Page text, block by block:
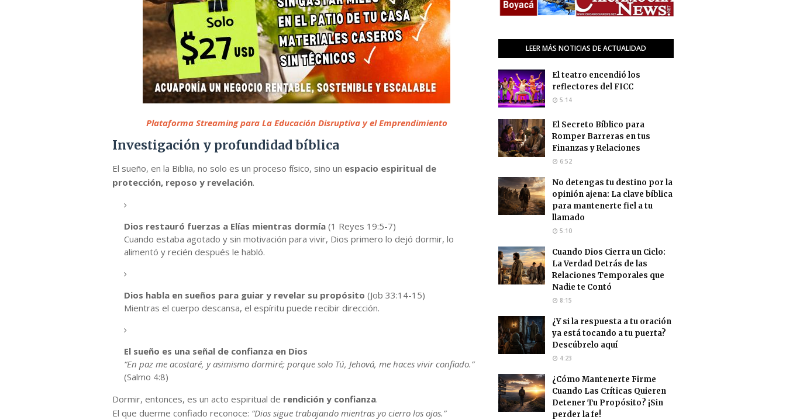
Plataforma Streaming para La Educación Disruptiva y el Emprendimiento
Investigación y profundidad bíblica
El sueño, en la Biblia, no solo es un proceso físico, sino un espacio espiritual de
protección, reposo y revelación.
Dios restauró fuerzas a Elías mientras dormía (1 Reyes 19:5-7)
Cuando estaba agotado y sin motivación para vivir, Dios primero lo dejó dormir, lo
alimentó y recién después le habló.
Dios habla en sueños para guiar y revelar su propósito (Job 33:14-15)
Mientras el cuerpo descansa, el espíritu puede recibir dirección.
El sueño es una señal de confianza en Dios
“En paz me acostaré, y asimismo dormiré; porque solo Tú, Jehová, me haces vivir confiado.”
(Salmo 4:8)
Dormir, entonces, es un acto espiritual de rendición y confianza.
El que duerme confiado reconoce: “Dios sigue trabajando mientras yo cierro los ojos.”
LEER MÁS NOTICIAS DE ACTUALIDAD
El teatro encendió los
reflectores del FICC
5:14
El Secreto Bíblico para
Romper Barreras en tus
Finanzas y Relaciones
6:52
No detengas tu destino por la
opinión ajena: La clave bíblica
para mantenerte fiel a tu
llamado
5:10
Cuando Dios Cierra un Ciclo:
La Verdad Detrás de las
Relaciones Temporales que
Nadie te Contó
8:15
¿Y si la respuesta a tu oración
ya está tocando a tu puerta?
Descúbrelo aquí
4:23
¿Cómo Mantenerte Firme
Cuando Las Críticas Quieren
Detener Tu Propósito? ¡Sin
perder la fe!